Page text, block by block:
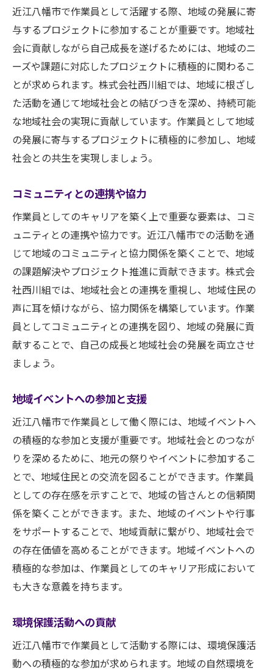
近江八幡市で作業員として活躍する際、地域の発展に寄
与するプロジェクトに参加することが重要です。地域社
会に貢献しながら自己成長を遂げるためには、地域のニ
ーズや課題に対応したプロジェクトに積極的に関わるこ
とが求められます。株式会社西川組では、地域に根ざし
た活動を通じて地域社会との結びつきを深め、持続可能
な地域社会の実現に貢献しています。作業員として地域
の発展に寄与するプロジェクトに積極的に参加し、地域
社会との共生を実現しましょう。
コミュニティとの連携や協力
作業員としてのキャリアを築く上で重要な要素は、コミ
ュニティとの連携や協力です。近江八幡市での活動を通
じて地域のコミュニティと協力関係を築くことで、地域
の課題解決やプロジェクト推進に貢献できます。株式会
社西川組では、地域社会との連携を重視し、地域住民の
声に耳を傾けながら、協力関係を構築しています。作業
員としてコミュニティとの連携を図り、地域の発展に貢
献することで、自己の成長と地域社会の発展を両立させ
ましょう。
地域イベントへの参加と支援
近江八幡市で作業員として働く際には、地域イベントへ
の積極的な参加と支援が重要です。地域社会とのつなが
りを深めるために、地元の祭りやイベントに参加するこ
とで、地域住民との交流を図ることができます。作業員
としての存在感を示すことで、地域の皆さんとの信頼関
係を築くことができます。また、地域のイベントや行事
をサポートすることで、地域貢献に繋がり、地域社会で
の存在価値を高めることができます。地域イベントへの
積極的な参加は、作業員としてのキャリア形成において
も大きな意義を持ちます。
環境保護活動への貢献
近江八幡市で作業員として活動する際には、環境保護活
動への積極的な参加が求められます。地域の自然環境を